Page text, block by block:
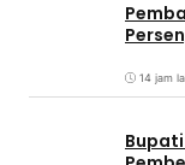
14 jam